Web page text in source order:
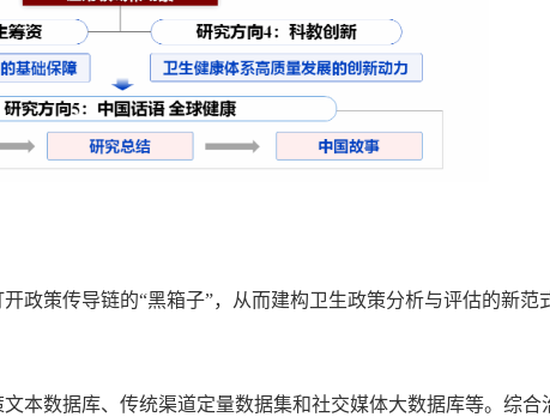
政策传导链的“黑箱子”，从而建构卫生政策分析与评估的新范
本数据库、传统渠道定量数据集和社交媒体大数据库等。综合